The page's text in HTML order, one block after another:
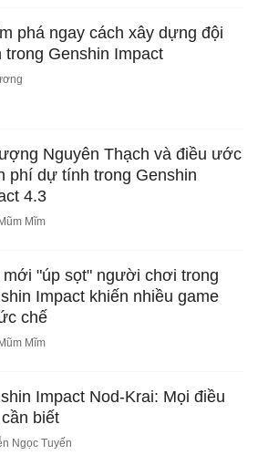
phá ngay cách xây dựng đội
trong Genshin Impact
Nguyên Thạch và điều ước
phí dự tính trong Genshin
4.3
Mĩm
mới "úp sọt" người chơi trong
Impact khiến nhiều game
chế
Mĩm
Impact Nod-Krai: Mọi điều
biết
Ngọc Tuyến